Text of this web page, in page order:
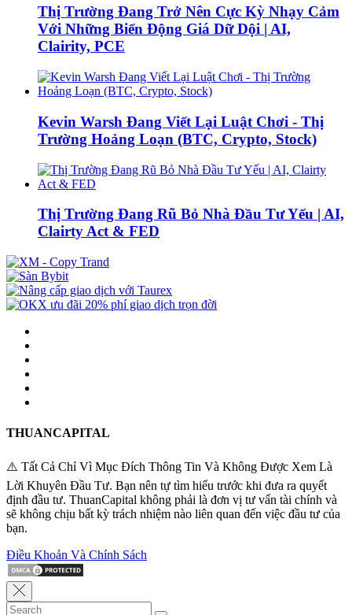
Thị Trường Đang Trở Nên Cực Kỳ Nhạy Cảm
Với Những Biến Động Giá Dữ Dội | AI,
Clairity, PCE
Kevin Warsh Đang Viết Lại Luật Chơi - Thị
Trường Hoảng Loạn (BTC, Crypto, Stock)
Thị Trường Đang Rũ Bỏ Nhà Đầu Tư Yếu | AI,
Clairty Act & FED
THUANCAPITAL
⚠️ Tất Cả Chỉ Vì Mục Đích Thông Tin Và Không Được Xem Là
Lời Khuyên Đầu Tư. Bạn nên tự tìm hiểu trước khi đưa ra quyết
định đầu tư. ThuanCapital không phải là đơn vị tư vấn tài chính và
sẽ không chịu bất kỳ trách nhiệm nào liên quan đến việc đầu tư của
bạn.
Điều Khoản Và Chính Sách